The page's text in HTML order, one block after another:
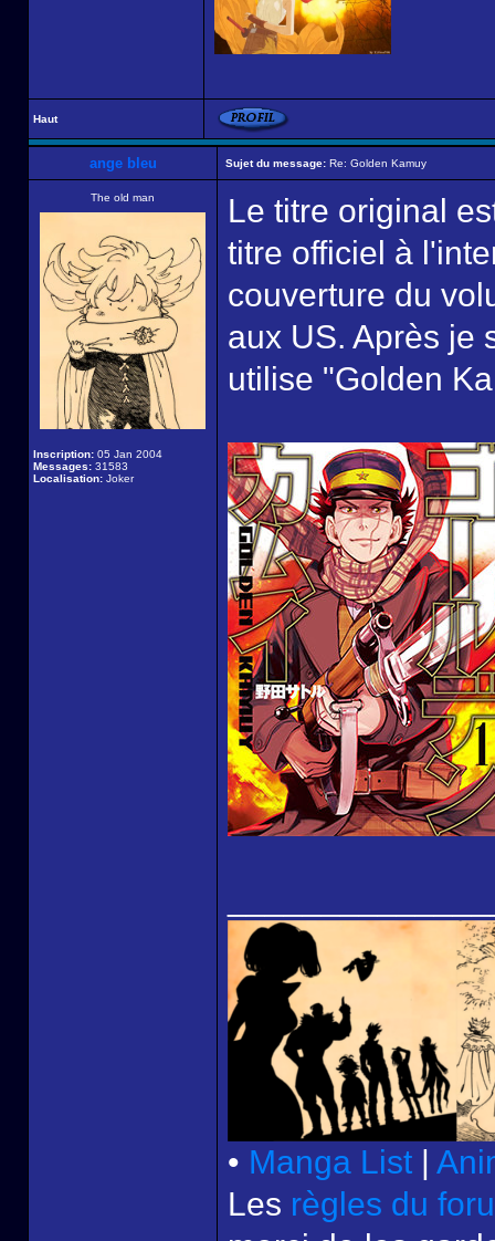
Haut
ange bleu Sujet du message: Re: Golden Kamuy
The old man
Inscription: 05 Jan 2004
Messages: 31583
Localisation: Joker
Le titre original
titre officiel à
couverture du
aux US. Après je
utilise "Golden
• Manga List |
Les règles du